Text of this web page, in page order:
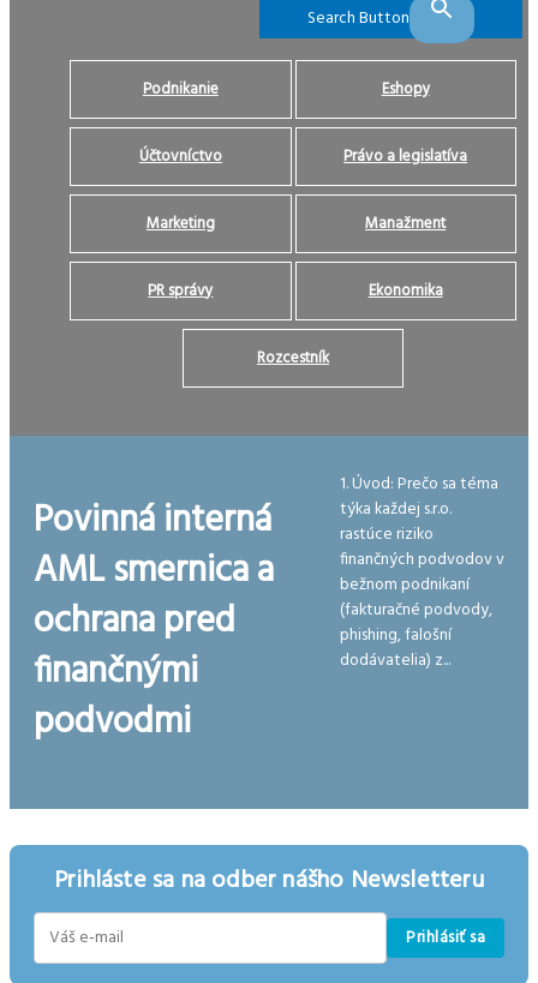
Search Button
Podnikanie Eshopy
Účtovníctvo Právo a legislatíva
Marketing Manažment
PR správy Ekonomika
Rozcestník
Povinná interná
AML smernica a
ochrana pred
finančnými
podvodmi
1. Úvod: Prečo sa téma
týka každej s.r.o.
rastúce riziko
finančných podvodov v
bežnom podnikaní
(fakturačné podvody,
phishing, falošní
dodávatelia) z...
Prihláste sa na odber nášho Newsletteru
Prihlásiť sa